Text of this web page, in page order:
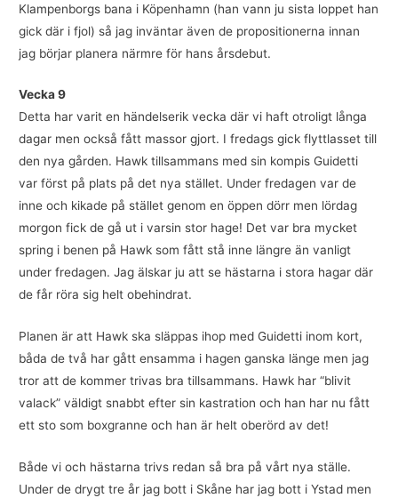
Klampenborgs bana i Köpenhamn (han vann ju sista loppet han
gick där i fjol) så jag inväntar även de propositionerna innan
jag börjar planera närmre för hans årsdebut.
Vecka 9
Detta har varit en händelserik vecka där vi haft otroligt långa
dagar men också fått massor gjort. I fredags gick flyttlasset till
den nya gården. Hawk tillsammans med sin kompis Guidetti
var först på plats på det nya stället. Under fredagen var de
inne och kikade på stället genom en öppen dörr men lördag
morgon fick de gå ut i varsin stor hage! Det var bra mycket
spring i benen på Hawk som fått stå inne längre än vanligt
under fredagen. Jag älskar ju att se hästarna i stora hagar där
de får röra sig helt obehindrat.
Planen är att Hawk ska släppas ihop med Guidetti inom kort,
båda de två har gått ensamma i hagen ganska länge men jag
tror att de kommer trivas bra tillsammans. Hawk har “blivit
valack” väldigt snabbt efter sin kastration och han har nu fått
ett sto som boxgranne och han är helt oberörd av det!
Både vi och hästarna trivs redan så bra på vårt nya ställe.
Under de drygt tre år jag bott i Skåne har jag bott i Ystad men